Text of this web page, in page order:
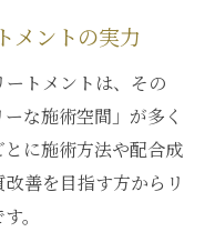
メントの実力
トメントは、その
な施術空間」が多く
に施術方法や配合成
善を目指す方からリ
。